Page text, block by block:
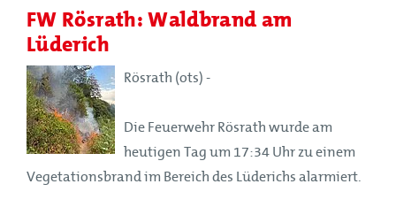
FW Rösrath: Waldbrand am
Lüderich
Rösrath (ots) -
Die Feuerwehr Rösrath wurde am
heutigen Tag um 17:34 Uhr zu einem
Vegetationsbrand im Bereich des Lüderichs alarmiert.